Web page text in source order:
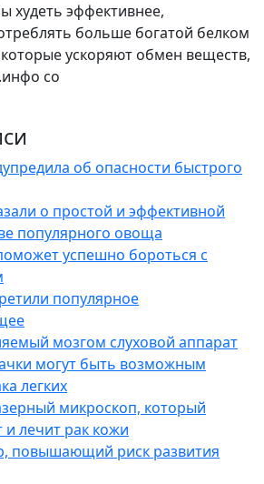
есть
на
завтрак
худеть эффективнее,
больше богатой белком
ускоряют обмен веществ,
со
об опасности быстрого
о простой и эффективной
популярного овоща
успешно бороться с
популярное
мозгом слуховой аппарат
могут быть возможным
легких
микроскоп, который
и лечит рак кожи
повышающий риск развития